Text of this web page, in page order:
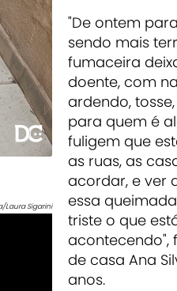
Laura Sigarini
"De ontem
sendo mais
fumaceira
doente, com
ardendo,
para quem é
fuligem que
as ruas, as
acordar, e ver
essa
triste o que
acontecendo",
de casa Ana
anos.